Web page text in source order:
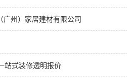
广州）家居建材有限公司
站式装修透明报价